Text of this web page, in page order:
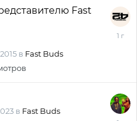
Fast
в Fast Buds
28
в Fast Buds